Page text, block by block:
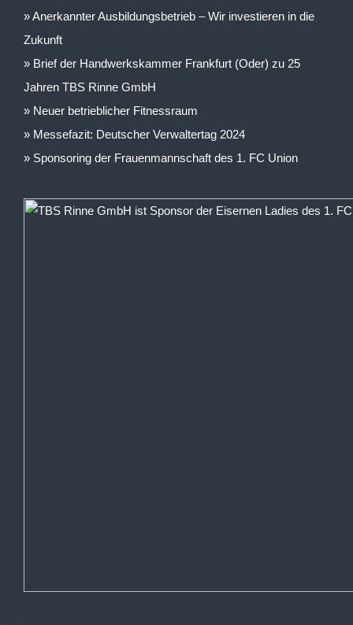
Anerkannter Ausbildungsbetrieb – Wir investieren in die
Zukunft
Brief der Handwerkskammer Frankfurt (Oder) zu 25
Jahren TBS Rinne GmbH
Neuer betrieblicher Fitnessraum
Messefazit: Deutscher Verwaltertag 2024
Sponsoring der Frauenmannschaft des 1. FC Union